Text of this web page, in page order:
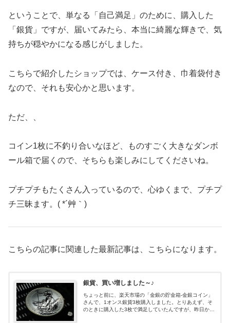
ということで、単なる「自己満足」のために、購入した
「銀貨」ですが、届いてみたら、本当に綺麗な輝きで、気
持ちが穏やかになる感じがしました。
こちらで紹介したショップでは、ケース付き、巾着袋付き
なので、それも安心かと思います。
ただ、、
コイン1枚に不釣り合いなほど、ものすごく大きなダンボ
ール箱で届くので、そちらも楽しみにしてくださいね。
プチプチもたくさん入っているので、心ゆくまで、プチプ
チ三昧ます。( *´艸｀)
こちらの記事に関連した最新記事は、こちらになります。
銀貨、買い増しました～♪
ちょっと前に、楽天市場の「金銀の貯金箱-金銀コイン」
さんで、1オンス銀貨3枚購入しました。とりあえず、そ
のときに購入した3枚で満足していたんですが、昨日から